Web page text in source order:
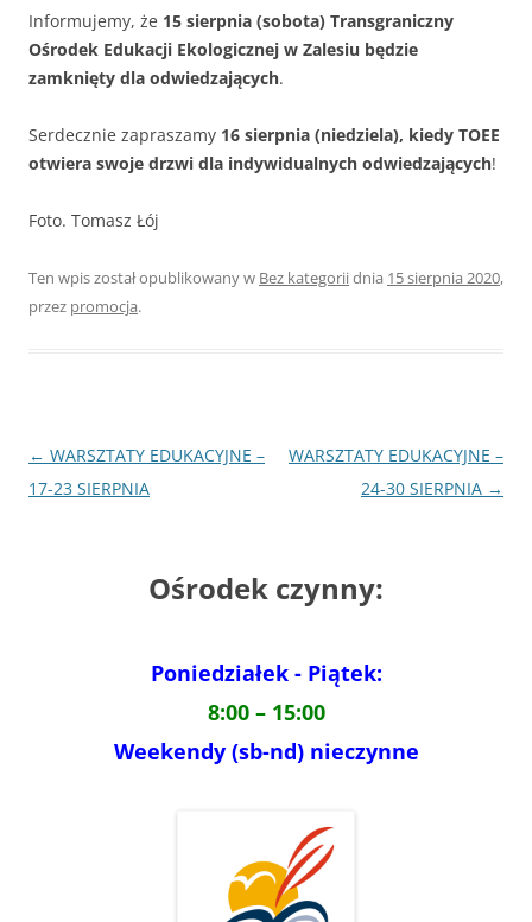
Informujemy, że 15 sierpnia (sobota) Transgraniczny
Ośrodek Edukacji Ekologicznej w Zalesiu będzie
zamknięty dla odwiedzających.
Serdecznie zapraszamy 16 sierpnia (niedziela), kiedy TOEE
otwiera swoje drzwi dla indywidualnych odwiedzających!
Foto. Tomasz Łój
Ten wpis został opublikowany w Bez kategoriidnia 15 sierpnia 2020,
przez promocja.
Nawigacja
wpisu
← WARSZTATY EDUKACYJNE –
17-23 SIERPNIA
WARSZTATY EDUKACYJNE –
24-30 SIERPNIA →
Ośrodek czynny:
Poniedziałek - Piątek:
8:00 – 15:00
Weekendy (sb-nd) nieczynne